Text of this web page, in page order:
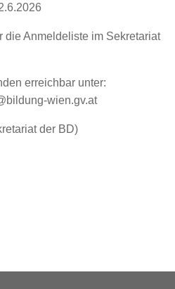
die Anmeldeliste im Sekretariat
erreichbar unter:
wien.gv.at
der BD)